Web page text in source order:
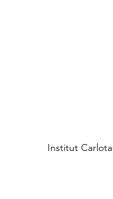
Institut